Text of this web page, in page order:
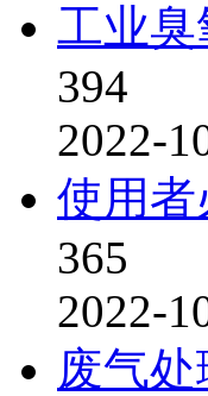
工业
394
2022-
使用
365
2022-
废气